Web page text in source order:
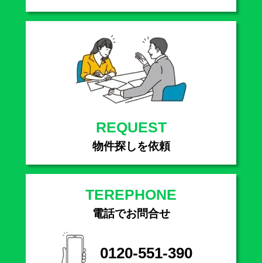
REQUEST
物件探しを依頼
TEREPHONE
電話でお問合せ
0120-551-390